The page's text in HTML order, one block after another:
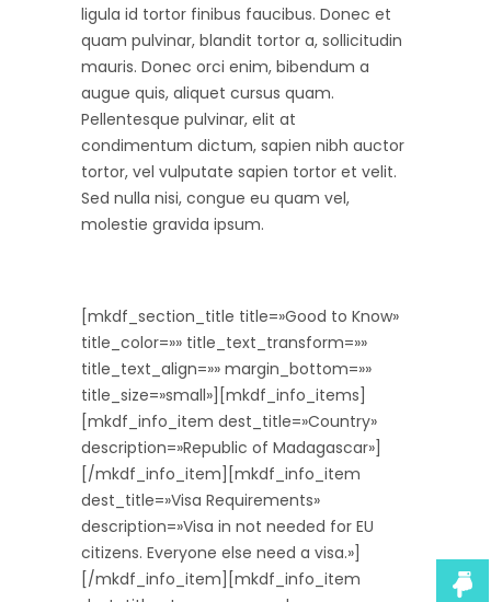
ligula id tortor finibus faucibus. Donec et
quam pulvinar, blandit tortor a, sollicitudin
mauris. Donec orci enim, bibendum a
augue quis, aliquet cursus quam.
Pellentesque pulvinar, elit at
condimentum dictum, sapien nibh auctor
tortor, vel vulputate sapien tortor et velit.
Sed nulla nisi, congue eu quam vel,
molestie gravida ipsum.
[mkdf_section_title title=»Good to Know»
title_color=»» title_text_transform=»»
title_text_align=»» margin_bottom=»»
title_size=»small»][mkdf_info_items]
[mkdf_info_item dest_title=»Country»
description=»Republic of Madagascar»]
[/mkdf_info_item][mkdf_info_item
dest_title=»Visa Requirements»
description=»Visa in not needed for EU
citizens. Everyone else need a visa.»]
[/mkdf_info_item][mkdf_info_item